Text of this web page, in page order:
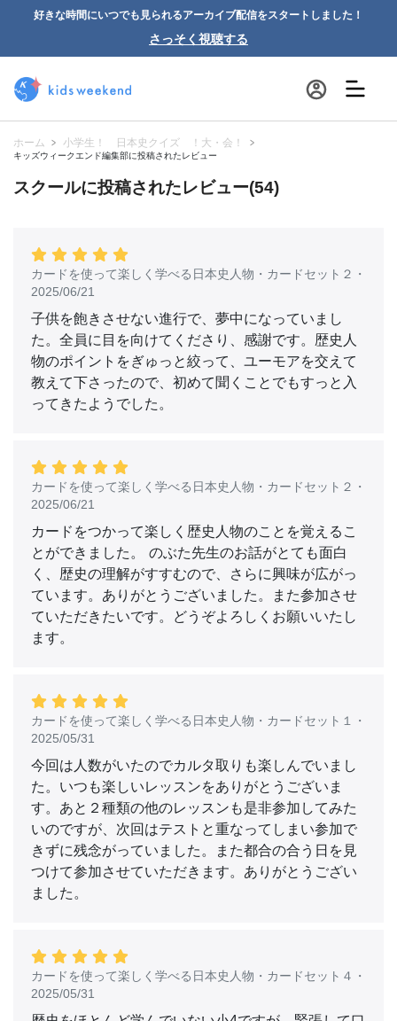
好きな時間にいつでも見られるアーカイブ配信をスタートしました！
さっそく視聴する
ホーム 小学生！ 日本史クイズ ！大・会！
キッズウィークエンド編集部に投稿されたレビュー
スクールに投稿されたレビュー(54)
カードを使って楽しく学べる日本史人物・カードセット２ ・
2025/06/21
子供を飽きさせない進行で、夢中になっていまし
た。全員に目を向けてくださり、感謝です。歴史人
物のポイントをぎゅっと絞って、ユーモアを交えて
教えて下さったので、初めて聞くことでもすっと入
ってきたようでした。
カードを使って楽しく学べる日本史人物・カードセット２ ・
2025/06/21
カードをつかって楽しく歴史人物のことを覚えるこ
とができました。 のぶた先生のお話がとても面白
く、歴史の理解がすすむので、さらに興味が広がっ
ています。ありがとうございました。また参加させ
ていただきたいです。どうぞよろしくお願いいたし
ます。
カードを使って楽しく学べる日本史人物・カードセット１ ・
2025/05/31
今回は人数がいたのでカルタ取りも楽しんでいまし
た。いつも楽しいレッスンをありがとうございま
す。あと２種類の他のレッスンも是非参加してみた
いのですが、次回はテストと重なってしまい参加で
きずに残念がっていました。また都合の合う日を見
つけて参加させていただきます。ありがとうござい
ました。
カードを使って楽しく学べる日本史人物・カードセット４ ・
2025/05/31